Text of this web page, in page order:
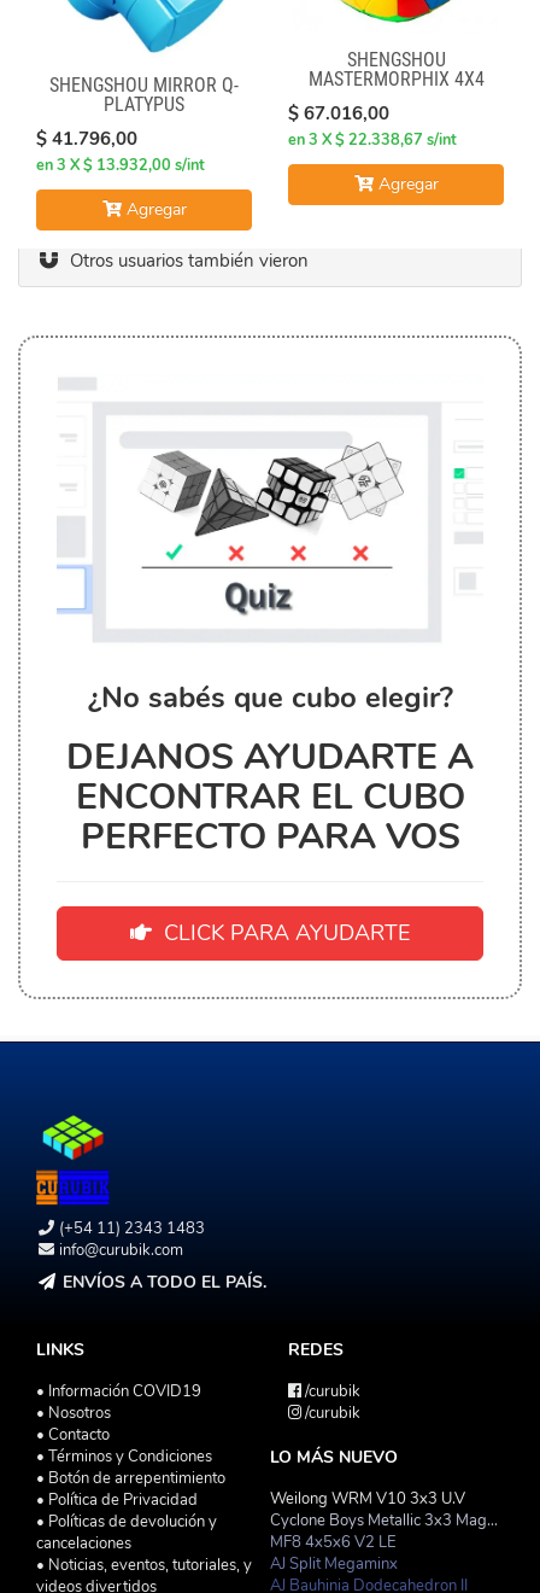
SHENGSHOU MIRROR Q-
PLATYPUS
$ 41.796,00
en 3 X $ 13.932,00 s/int
Agregar
SHENGSHOU
MASTERMORPHIX 4X4
$ 67.016,00
en 3 X $ 22.338,67 s/int
Agregar
Otros usuarios también vieron
¿No sabés que cubo elegir?
DEJANOS AYUDARTE A
ENCONTRAR EL CUBO
PERFECTO PARA VOS
CLICK PARA AYUDARTE
(+54 11) 2343 1483
info@curubik.com
ENVÍOS A TODO EL PAÍS.
LINKS
• Información COVID19
• Nosotros
• Contacto
• Términos y Condiciones
• Botón de arrepentimiento
• Política de Privacidad
• Políticas de devolución y
cancelaciones
• Noticias, eventos, tutoriales, y
videos divertidos
REDES
/curubik
/curubik
LO MÁS NUEVO
Weilong WRM V10 3x3 U.V
Cyclone Boys Metallic 3x3 Magnetico Macaron
MF8 4x5x6 V2 LE
AJ Split Megaminx
AJ Bauhinia Dodecahedron II